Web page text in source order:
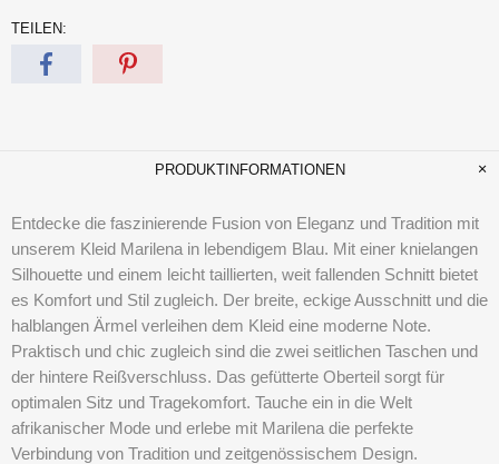
TEILEN:
PRODUKTINFORMATIONEN
Entdecke die faszinierende Fusion von Eleganz und Tradition mit
unserem Kleid Marilena in lebendigem Blau. Mit einer knielangen
Silhouette und einem leicht taillierten, weit fallenden Schnitt bietet
es Komfort und Stil zugleich. Der breite, eckige Ausschnitt und die
halblangen Ärmel verleihen dem Kleid eine moderne Note.
Praktisch und chic zugleich sind die zwei seitlichen Taschen und
der hintere Reißverschluss. Das gefütterte Oberteil sorgt für
optimalen Sitz und Tragekomfort. Tauche ein in die Welt
afrikanischer Mode und erlebe mit Marilena die perfekte
Verbindung von Tradition und zeitgenössischem Design.